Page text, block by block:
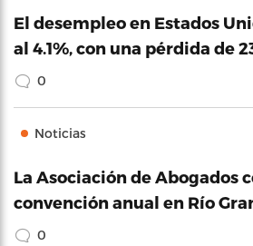
El desempleo en Estados
al 4.1%, con una pérdida de
0
Noticias
La Asociación de Abogados
convención anual en Río
0